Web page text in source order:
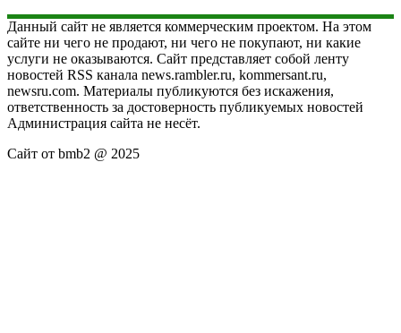
Данный сайт не является коммерческим проектом. На этом
сайте ни чего не продают, ни чего не покупают, ни какие
услуги не оказываются. Сайт представляет собой ленту
новостей RSS канала news.rambler.ru, kommersant.ru,
newsru.com. Материалы публикуются без искажения,
ответственность за достоверность публикуемых новостей
Администрация сайта не несёт.
Сайт от bmb2 @ 2025